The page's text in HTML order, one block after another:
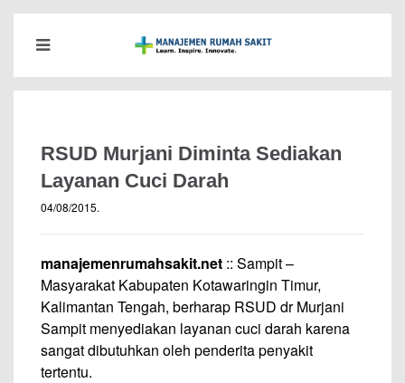
RSUD Murjani Diminta Sediakan
Layanan Cuci Darah
04/08/2015.
manajemenrumahsakit.net :: Sampit –
Masyarakat Kabupaten Kotawaringin Timur,
Kalimantan Tengah, berharap RSUD dr Murjani
Sampit menyediakan layanan cuci darah karena
sangat dibutuhkan oleh penderita penyakit
tertentu.